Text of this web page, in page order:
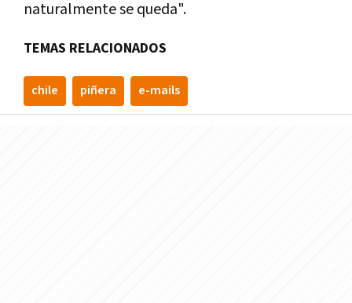
naturalmente se queda".
TEMAS RELACIONADOS
chile piñera e-mails